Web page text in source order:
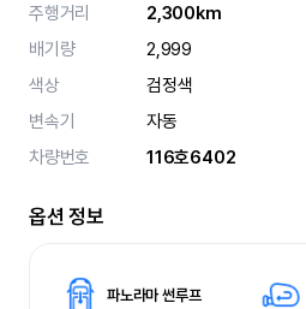
주행거리
2,300km
배기량
2,999
색상
검정색
변속기
자동
차량번호
116호6402
옵션 정보
파노라마 썬루프